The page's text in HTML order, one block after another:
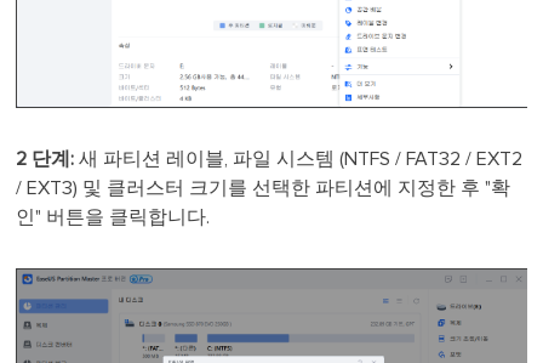
2 단계:새 파티션 레이블, 파일 시스템 (NTFS / FAT32 / EXT2
/ EXT3) 및 클러스터 크기를 선택한 파티션에 지정한 후 "확
인" 버튼을 클릭합니다.